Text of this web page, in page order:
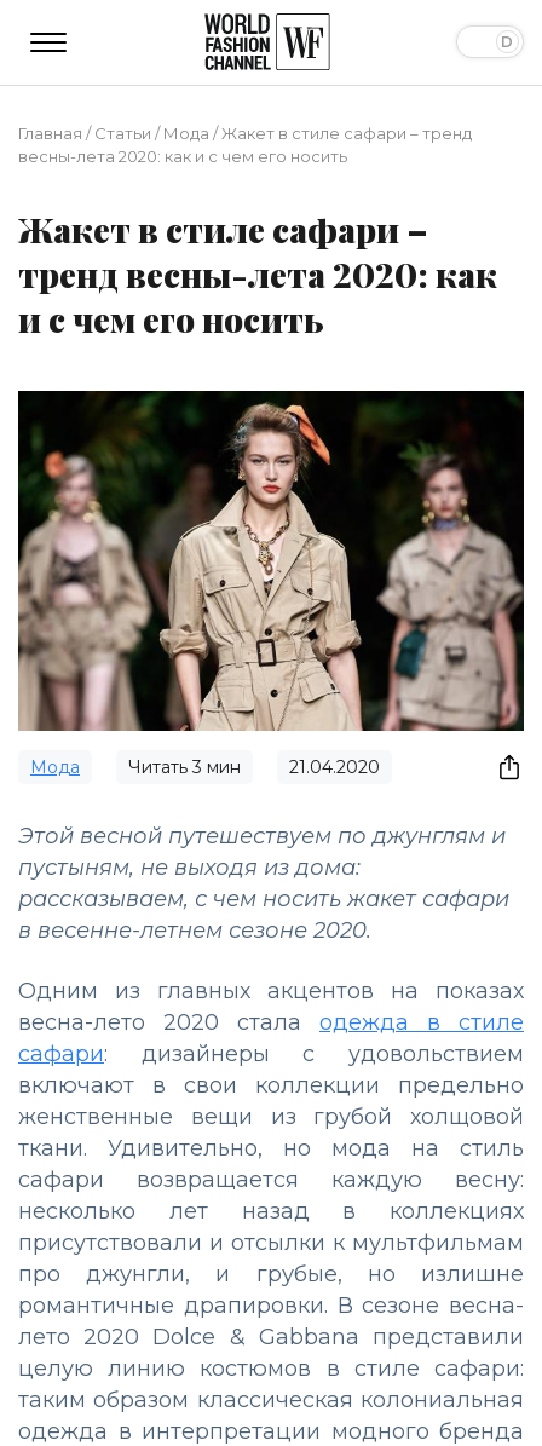
Главная /Статьи /Мода /Жакет в стиле сафари – тренд
весны-лета 2020: как и с чем его носить
Жакет в стиле сафари –
тренд весны-лета 2020: как
и с чем его носить
Мода Читать3 мин 21.04.2020
Этой весной путешествуем по джунглям и
пустыням, не выходя из дома:
рассказываем, с чем носить жакет сафари
в весенне-летнем сезоне 2020.
Одним из главных акцентов на показах
весна-лето 2020 стала одежда в стиле
сафари: дизайнеры с удовольствием
включают в свои коллекции предельно
женственные вещи из грубой холщовой
ткани. Удивительно, но мода на стиль
сафари возвращается каждую весну:
несколько лет назад в коллекциях
присутствовали и отсылки к мультфильмам
про джунгли, и грубые, но излишне
романтичные драпировки. В сезоне весна-
лето 2020 Dolce & Gabbana представили
целую линию костюмов в стиле сафари:
таким образом классическая колониальная
одежда в интерпретации модного бренда